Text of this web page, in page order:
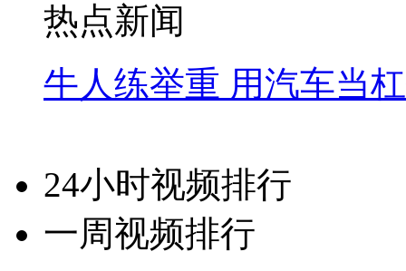
热点新闻
牛人练举重 用汽车当
24小时视频排行
一周视频排行